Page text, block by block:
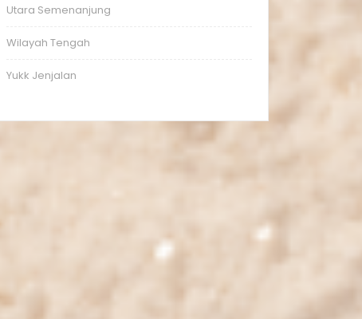
Utara Semenanjung
Wilayah Tengah
Yukk Jenjalan